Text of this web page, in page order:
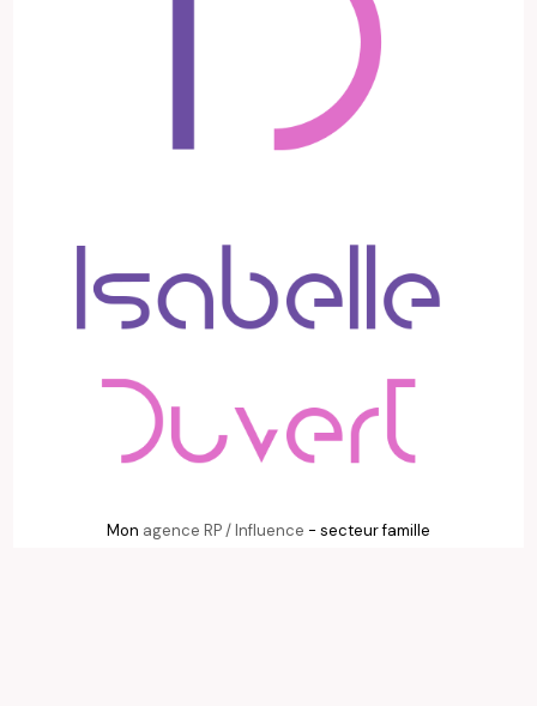
Mon agence RP / Influence - secteur famille